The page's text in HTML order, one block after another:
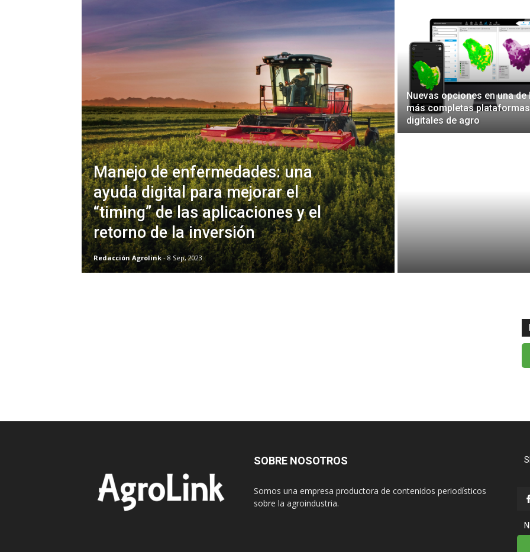
Manejo de enfermedades: una
ayuda digital para mejorar el
“timing” de las aplicaciones y el
retorno de la inversión
Redacción Agrolink - 8 Sep, 2023
Nuevas opciones en una de
más completas plataformas
digitales de agro
SOBRE NOSOTROS
Somos una empresa productora de contenidos periodísticos
sobre la agroindustria.